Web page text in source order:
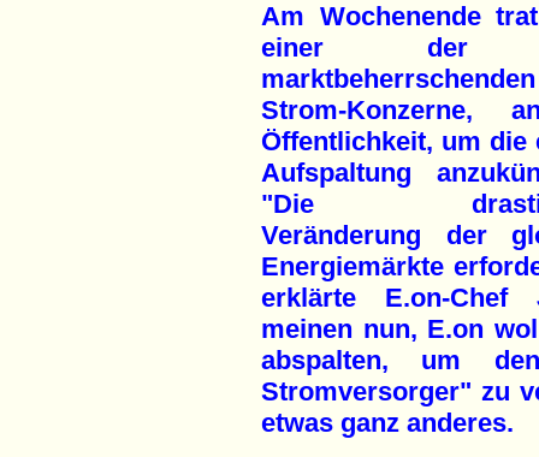
Am Wochenende
einer der
marktbeherrschenden
Strom-Konzerne,
Öffentlichkeit, um die
Aufspaltung
"Die
Veränderung der
Energiemärkte
erklärte E.on-Chef
meinen nun, E.on
abspalten, um
Stromversorger" zu
etwas ganz anderes.